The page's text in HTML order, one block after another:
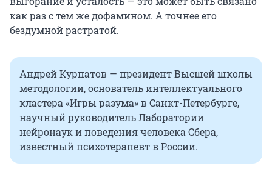
как раз с тем же дофамином. А точнее его
бездумной растратой.
Андрей Курпатов — президент Высшей школы
методологии, основатель интеллектуального
кластера «Игры разума» в Санкт-Петербурге,
научный руководитель Лаборатории
нейронаук и поведения человека Сбера,
известный психотерапевт в России.